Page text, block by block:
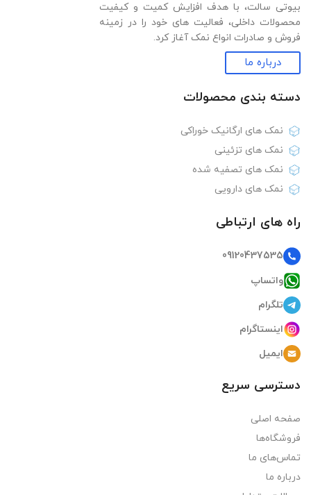
بیوتی سالت، با هدف افزایش کمیت و کیفیت
محصولات داخلی، فعالیت های خود را در زمینه
فروش و صادرات انواع نمک آغاز کرد.
درباره ما
دسته بندی‌ محصولات
نمک های ارگانیک خوراکی
نمک های تزئینی
نمک های تصفیه شده
نمک های دارویی
راه های ارتباطی
09120437535
واتساپ
تلگرام
اینستاگرام
ایمیل
دسترسی سریع
صفحه اصلی
فروشگاه‌ها
تماس‌های ما
درباره ما